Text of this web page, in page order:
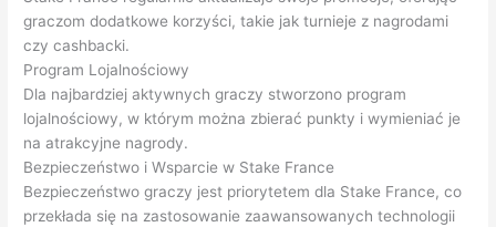
graczom dodatkowe korzyści, takie jak turnieje z nagrodami
czy cashbacki.
Program Lojalnościowy
Dla najbardziej aktywnych graczy stworzono program
lojalnościowy, w którym można zbierać punkty i wymieniać je
na atrakcyjne nagrody.
Bezpieczeństwo i Wsparcie w Stake France
Bezpieczeństwo graczy jest priorytetem dla Stake France, co
przekłada się na zastosowanie zaawansowanych technologii